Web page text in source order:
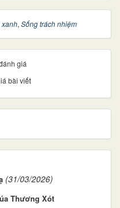
xanh, Sống trách nhiệm
giá
bài viết
(31/03/2026)
Thương Xót